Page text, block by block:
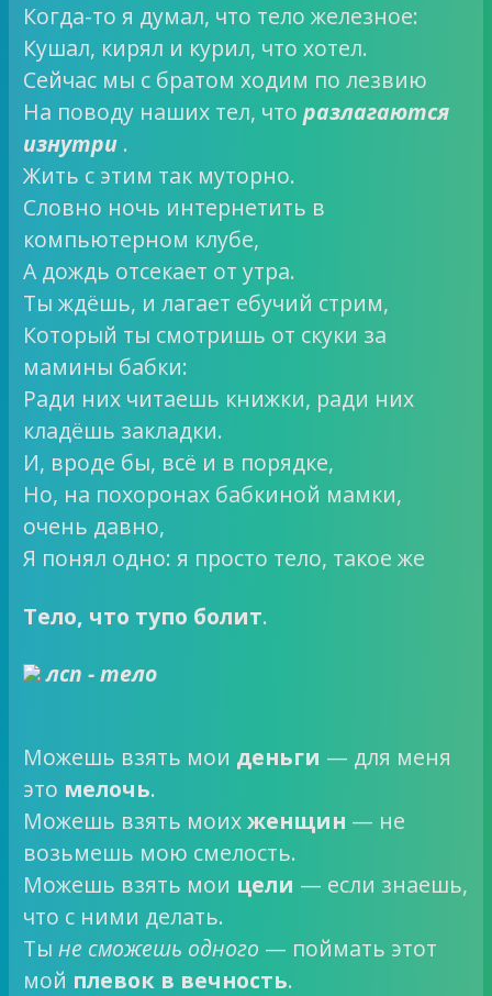
Когда-то я думал, что тело железное:
Кушал, кирял и курил, что хотел.
Сейчас мы с братом ходим по лезвию
На поводу наших тел, чторазлагаются
изнутри .
Жить с этим так муторно.
Словно ночь интернетить в
компьютерном клубе,
А дождь отсекает от утра.
Ты ждёшь, и лагает ебучий стрим,
Который ты смотришь от скуки за
мамины бабки:
Ради них читаешь книжки, ради них
кладёшь закладки.
И, вроде бы, всё и в порядке,
Но, на похоронах бабкиной мамки,
очень давно,
Я понял одно: я просто тело, такое же
Тело, что тупо болит.
лсп - тело
Можешь взять мои деньги — для меня
это мелочь.
Можешь взять моихженщин — не
возьмешь мою смелость.
Можешь взять мои цели — если знаешь,
что с ними делать.
Тыне сможешь одного — поймать этот
мой плевок в вечность.